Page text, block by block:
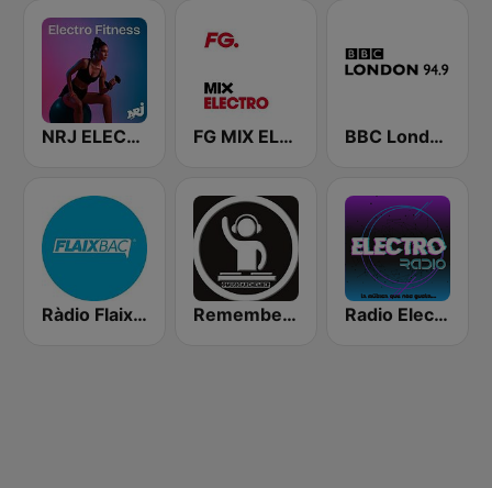
NRJ ELECTRO FITNESS FG MIX ELECTRO BBC London
Ràdio Flaixbac Remember Vip Techno Radio Electro México